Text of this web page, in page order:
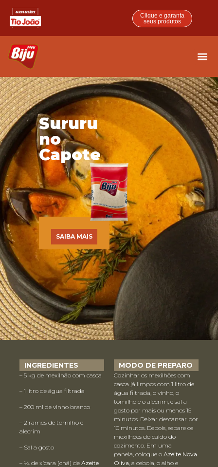
Clique e garanta
seus produtos
Sururu
no
Capote
SAIBA MAIS
INGREDIENTES
– 5 kg de mexilhão com casca
– 1 litro de água filtrada
– 200 ml de vinho branco
– 2 ramos de tomilho e
alecrim
– Sal a gosto
– ¼ de xícara (chá) de Azeite
MODO DE PREPARO
Cozinhar os mexilhões com
casca já limpos com 1 litro de
água filtrada, o vinho, o
tomilho e o alecrim, e sal a
gosto por mais ou menos 15
minutos. Deixar descansar por
10 minutos. Depois, separe os
mexilhões do caldo do
cozimento. Em uma
panela, coloque o Azeite Nova
Oliva , a cebola, o alho e